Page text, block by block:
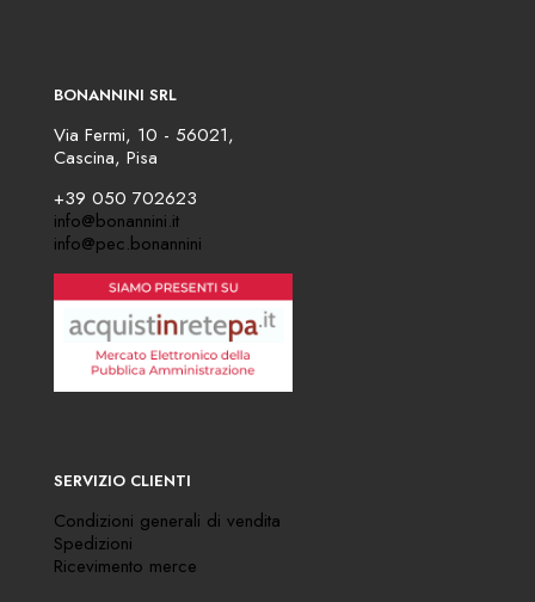
BONANNINI SRL
Via Fermi, 10 - 56021,
Cascina, Pisa
+39 050 702623
info@bonannini.it
info@pec.bonannini
SERVIZIO CLIENTI
Condizioni generali di vendita
Spedizioni
Ricevimento merce